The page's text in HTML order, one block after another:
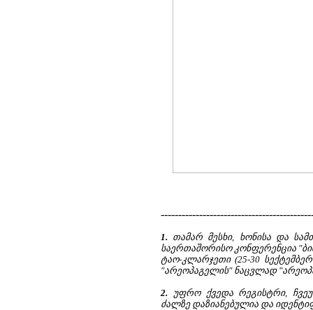
1. თამარ მესხი, ხონისა და
საერთაშორისო კონფერენცია
ტაო-კლარჯეთი (25-30
"არეოპაგელის" ნაცვლად
2. უფრო ქვედა რეგისტრი,
ძალზე დაზიანებულია და